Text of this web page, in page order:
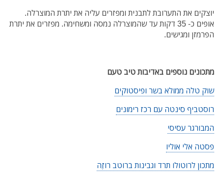
יוצקים את התערובת לתבנית ומפזרים עליה את יתרת המוצרלה.
אופים כ- 35 דקות עד שהמוצרלה נמסה ומשחימה. מפזרים את יתרת
הפרמזן ומגישים.
מתכונים נוספים באדיבות טיב טעם
שוק טלה ממולא בשר ופיסטוקים
רוסטביף סינטה עם רכז רימונים
המבורגר עסיסי
פסטה אלי אוליו
מתכון לרוטולו תרד וגבינות ברוטב רוזֶה